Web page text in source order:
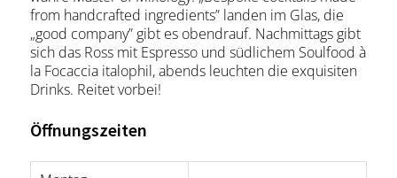
from handcrafted ingredients” landen im Glas, die
„good company” gibt es obendrauf. Nachmittags gibt
sich das Ross mit Espresso und südlichem Soulfood à
la Focaccia italophil, abends leuchten die exquisiten
Drinks. Reitet vorbei!
Öffnungszeiten